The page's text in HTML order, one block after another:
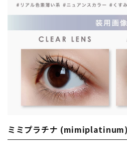
ミミプラチナ (mimiplatinum)